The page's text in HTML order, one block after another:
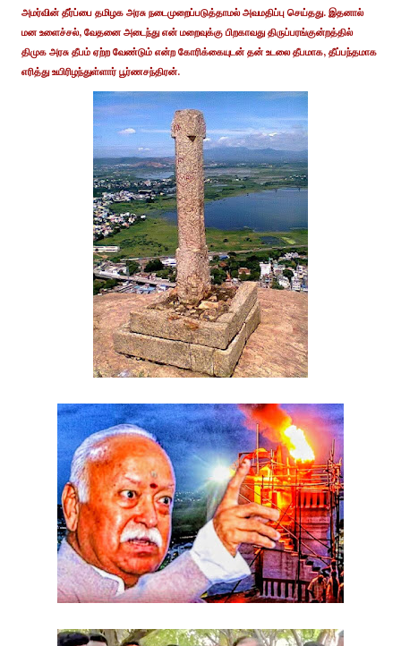
அமர்வின் தீர்ப்பை தமிழக அரசு நடைமுறைப்படுத்தாமல் அவமதிப்பு செய்தது. இதனால்
மன உளைச்சல், வேதனை அடைந்து என் மறைவுக்கு பிறகாவது திருப்பரங்குன்றத்தில்
திமுக அரசு தீபம் ஏற்ற வேண்டும் என்ற கோரிக்கையுடன் தன் உடலை தீபமாக, தீப்பந்தமாக
எரித்து உயிரிழந்துள்ளார் பூர்ணசந்திரன்.